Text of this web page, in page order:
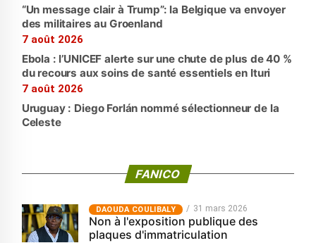
“Un message clair à Trump”: la Belgique va envoyer
des militaires au Groenland
7 août 2026
Ebola : l’UNICEF alerte sur une chute de plus de 40 %
du recours aux soins de santé essentiels en Ituri
7 août 2026
Uruguay : Diego Forlán nommé sélectionneur de la
Celeste
FANICO
‎DAOUDA COULIBALY 31 mars 2026
Non à l'exposition publique des
plaques d'immatriculation